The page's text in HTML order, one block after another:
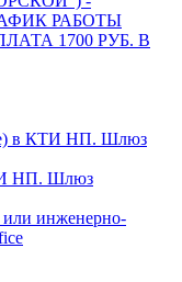
РАБОТЫ
1700 РУБ. В
в КТИ НП. Шлюз
НП. Шлюз
или инженерно-